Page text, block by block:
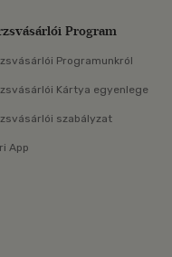
Program
Programunkról
Kártya egyenlege
szabályzat
App